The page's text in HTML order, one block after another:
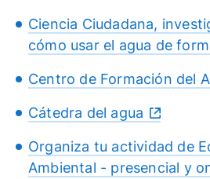
Ciencia Ciudadana,
cómo usar el agua de
Centro de Formación del
Cátedra del agua
Organiza tu actividad de
Ambiental - presencial y